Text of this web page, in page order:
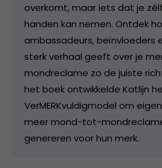
overkomt, maar iets dat je
handen kan nemen. Ontdek
ambassadeurs, beïnvloeders
sterk verhaal geeft over je
mondreclame zo de juiste
het boek ontwikkelde Katlijn
VerMERKvuldigmodel om
meer mond-tot-
genereren voor hun merk.